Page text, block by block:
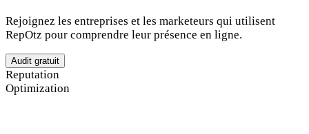
Rejoignez les entreprises et les marketeurs qui utilisent
RepOtz pour comprendre leur présence en ligne.
Audit gratuit
Reputation
Optimization